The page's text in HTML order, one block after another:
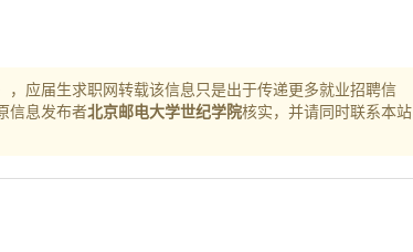
，应届生求职网转载该信息只是出于传递更多就业招聘信
信息发布者北京邮电大学世纪学院核实，并请同时联系本站